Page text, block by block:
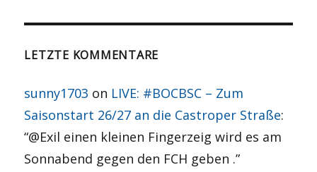
Beiträge
SEITE
LETZTE KOMMENTARE
sunny1703 on LIVE: #BOCBSC – Zum
Saisonstart 26/27 an die Castroper Straße:
“@Exil einen kleinen Fingerzeig wird es am
Sonnabend gegen den FCH geben .”